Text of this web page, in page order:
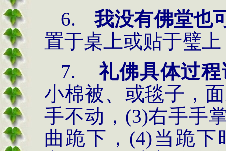
6.
我没有佛堂也
置于桌上或贴于璧
7.
礼佛具体过
小棉被、或毯子，
手不动，(3)右手手
曲跪下，(4)当跪